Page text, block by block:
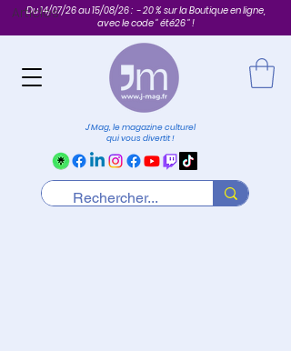
Du 14/07/26 au 15/08/26 : - 20 % sur la Boutique en ligne,
avec le code " été26 " !
J'Mag, le magazine culturel
qui vous divertit !
Articles